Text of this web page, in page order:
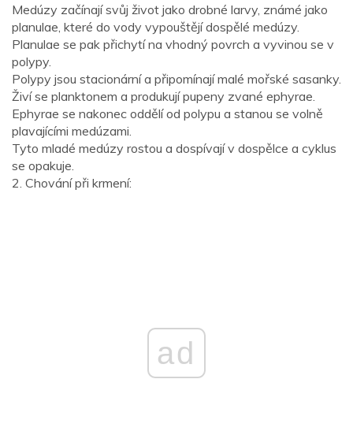
Medúzy začínají svůj život jako drobné larvy, známé jako
planulae, které do vody vypouštějí dospělé medúzy.
Planulae se pak přichytí na vhodný povrch a vyvinou se v
polypy.
Polypy jsou stacionární a připomínají malé mořské sasanky.
Živí se planktonem a produkují pupeny zvané ephyrae.
Ephyrae se nakonec oddělí od polypu a stanou se volně
plavajícími medúzami.
Tyto mladé medúzy rostou a dospívají v dospělce a cyklus
se opakuje.
2. Chování při krmení:
ad